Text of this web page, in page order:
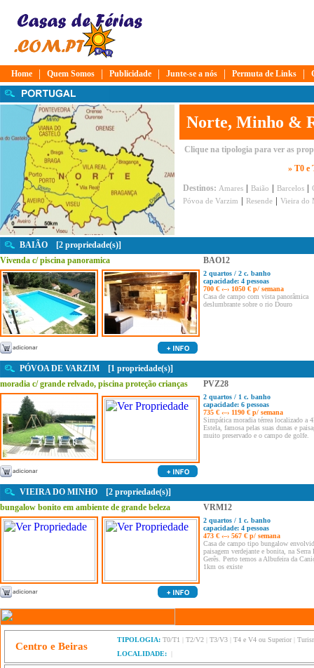
Home | Quem Somos | Publicidade | Junte-se a nós | Permuta de Links |
Norte, Minho &
Clique na tipologia para ver as
» T0 e
Destinos: Amares | Baião | Barcelos |
Póvoa de Varzim | Resende | Vieira do
BAIÃO [2 propriedade(s)]
Vivenda c/ piscina panoramica
BAO12
2 quartos / 2 c. banho
capacidade: 4 pessoas
700 € ‹–› 1050 € p/ semana
Casa de campo com vista panorâmica
deslumbrante sobre o rio Douro
PÓVOA DE VARZIM [1 propriedade(s)]
moradia c/ grande relvado, piscina proteção crianças
PVZ28
2 quartos / 1 c. banho
capacidade: 6 pessoas
735 € ‹–› 1190 € p/ semana
Simpática moradia térrea localizado a
Estela, famosa pelas suas dunas e
muito preservado e o campo de golfe.
VIEIRA DO MINHO [2 propriedade(s)]
bungalow bonito em ambiente de grande beleza
VRM12
2 quartos / 1 c. banho
capacidade: 4 pessoas
473 € ‹–› 567 € p/ semana
Casa de campo tipo bungalow
paisagem verdejante e bonita, na Serra
Gerês. Perto temos a Albufeira da
1km os existe
Centro e Beiras
TIPOLOGIA: T0/T1 T2/V2 T3/V3 T4 e V4 ou Superior|
LOCALIDADE: